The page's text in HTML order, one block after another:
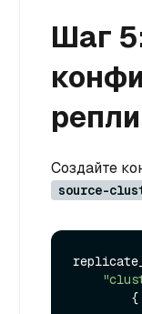
Шаг
Создайте
source-